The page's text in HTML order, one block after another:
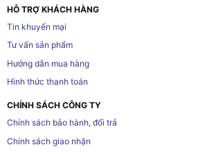
HỖ TRỢ KHÁCH HÀNG
Tin khuyến mại
Tư vấn sản phẩm
Hướng dẫn mua hàng
Hình thức thanh toán
CHÍNH SÁCH CÔNG TY
Chính sách bảo hành, đổi trả
Chính sách giao nhận